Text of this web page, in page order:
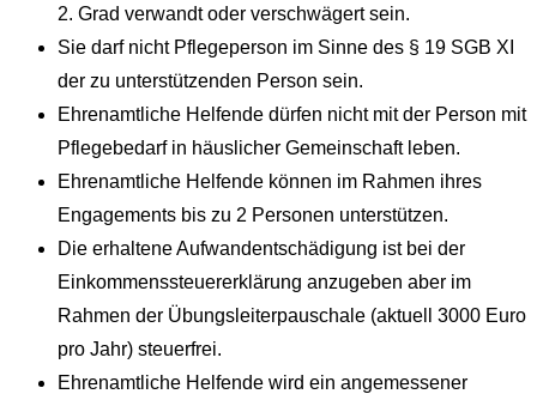
2. Grad verwandt oder verschwägert sein.
Sie darf nicht Pflegeperson im Sinne des § 19 SGB XI
der zu unterstützenden Person sein.
Ehrenamtliche Helfende dürfen nicht mit der Person mit
Pflegebedarf in häuslicher Gemeinschaft leben.
Ehrenamtliche Helfende können im Rahmen ihres
Engagements bis zu 2 Personen unterstützen.
Die erhaltene Aufwandentschädigung ist bei der
Einkommenssteuererklärung anzugeben aber im
Rahmen der Übungsleiterpauschale (aktuell 3000 Euro
pro Jahr) steuerfrei.
Ehrenamtliche Helfende wird ein angemessener